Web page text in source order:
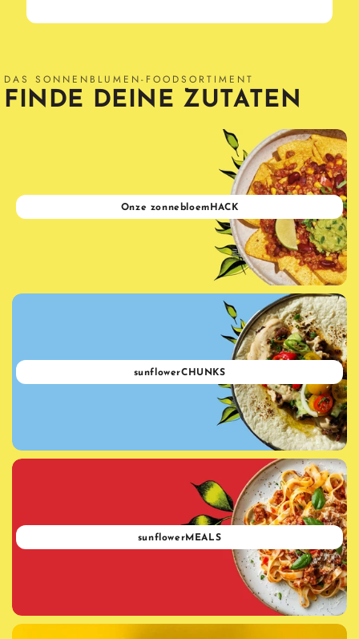
DAS SONNENBLUMEN-FOODSORTIMENT
FINDE DEINE ZUTATEN
Onze zonnebloemHACK
sunflowerCHUNKS
sunflowerMEALS